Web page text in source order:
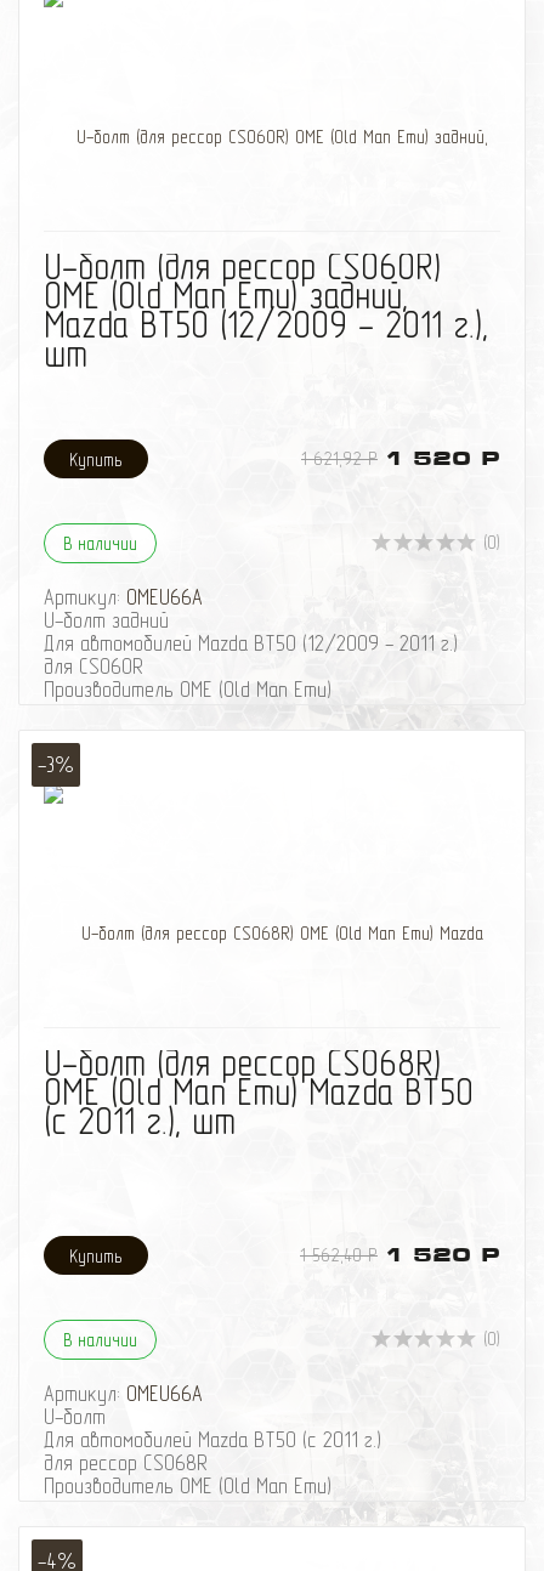
U-болт (для рессор CS060R)
OME (Old Man Emu) задний,
Mazda BT50 (12/2009 - 2011 г.),
шт
1 621,92 Р 1 520 Р
В наличии (0)
Артикул: OMEU66A
U-болт задний
Для автомобилей Mazda BT50 (12/2009 - 2011 г.)
для CS060R
Производитель OME (Old Man Emu)
-3%
U-болт (для рессор CS068R)
OME (Old Man Emu) Mazda BT50
(с 2011 г.), шт
1 562,40 Р 1 520 Р
В наличии (0)
Артикул: OMEU66A
U-болт
Для автомобилей Mazda BT50 (с 2011 г.)
для рессор CS068R
Производитель OME (Old Man Emu)
-4%